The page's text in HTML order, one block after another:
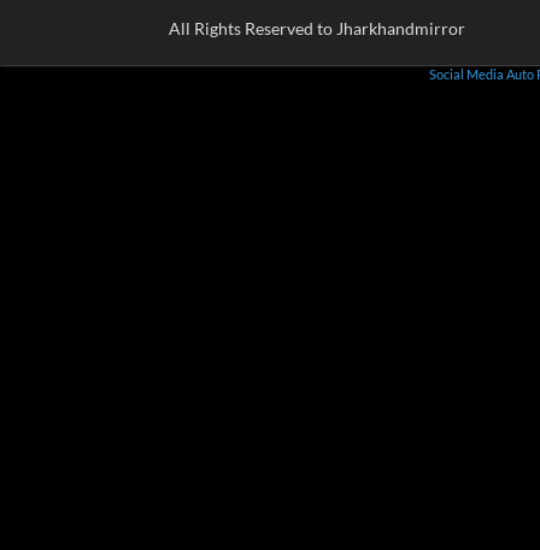
All Rights Reserved to Jharkhandmirror
Social Media Auto